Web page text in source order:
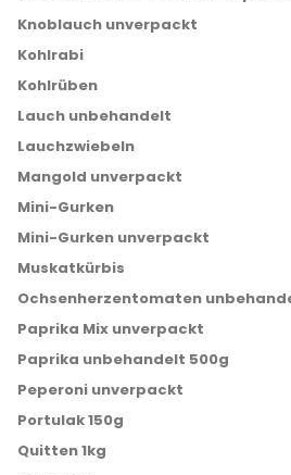
Knoblauch unverpackt
Kohlrabi
Kohlrüben
Lauch unbehandelt
Lauchzwiebeln
Mangold unverpackt
Mini-Gurken
Mini-Gurken unverpackt
Muskatkürbis
Ochsenherzentomaten
Paprika Mix unverpackt
Paprika unbehandelt 500g
Peperoni unverpackt
Portulak 150g
Quitten 1kg